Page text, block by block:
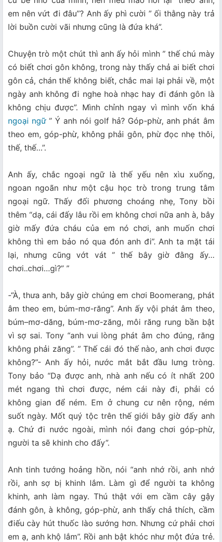
em nên vứt đi đâu”? Anh ấy phì cười ” ối thằng này trả
lời buồn cười vãi nhưng cũng là đứa khá”.
Chuyện trò một chút thì anh ấy hỏi mình ” thế chú mày
có biết chơi gôn không, trong này thấy chả ai biết chơi
gôn cả, chán thế không biết, chắc mai lại phải về, một
ngày anh không đi nghe hoà nhạc hay đi đánh gôn là
không chịu được”. Mình chỉnh ngay vì mình vốn khá
ngoại ngữ” Ý anh nói golf hả? Góp-phừ, anh phát âm
theo em, góp-phừ, không phải gôn, phừ đọc nhẹ thôi,
thế, thế…”.
Anh ấy, chắc ngoại ngữ là thế yếu nên xìu xuống,
ngoan ngoãn như một cậu học trò trong trung tâm
ngoại ngữ. Thấy đối phương choáng nhẹ, Tony bồi
thêm “dạ, cái đấy lâu rồi em không chơi nữa anh à, bây
giờ mấy đứa cháu của em nó chơi, anh muốn chơi
không thì em bảo nó qua đón anh đi”. Anh ta mặt tái
lại, nhưng cũng vớt vát ” thế bây giờ đằng ấy…
chơi..chơi…gì?” ”
-“À, thưa anh, bây giờ chúng em chơi Boomerang, phát
âm theo em, búm-mơ-răng”. Anh ấy vội phát âm theo,
búm–mơ-dăng, búm-mơ-zăng, môi răng rung bần bật
vì sợ sai. Tony “anh vui lòng phát âm cho đúng, răng
không phải zăng”. ” Thế cái đó thế nào, anh chơi được
không?”- Anh ấy hỏi, nước mắt bắt đầu lưng tròng.
Tony bảo “Dạ được anh, nhà anh nếu có ít nhất 200
mét ngang thì chơi được, ném cái này đi, phải có
không gian để ném. Em ở chung cư nên rộng, ném
suốt ngày. Mốt quý tộc trên thế giới bây giờ đấy anh
ạ. Chứ đi nước ngoài, mình nói đang chơi góp-phừ,
người ta sẽ khinh cho đấy”.
Anh tinh tướng hoảng hồn, nói “anh nhớ rồi, anh nhớ
rồi, anh sợ bị khinh lắm. Làm gì để người ta không
khinh, anh làm ngay. Thú thật với em cầm cây gậy
đánh gôn, à không, góp-phừ, anh thấy chả thích, cầm
điếu cày hút thuốc lào sướng hơn. Nhưng cứ phải chơi
em ạ, anh khộ lắm”. Rồi anh bật khóc như một đứa trẻ.